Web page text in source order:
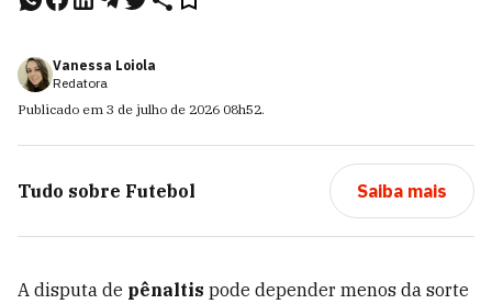
Vanessa Loiola
Redatora
Publicado em 3 de julho de 2026 08h52.
Tudo sobre Futebol Saiba mais
A disputa de pênaltis pode depender menos da sorte